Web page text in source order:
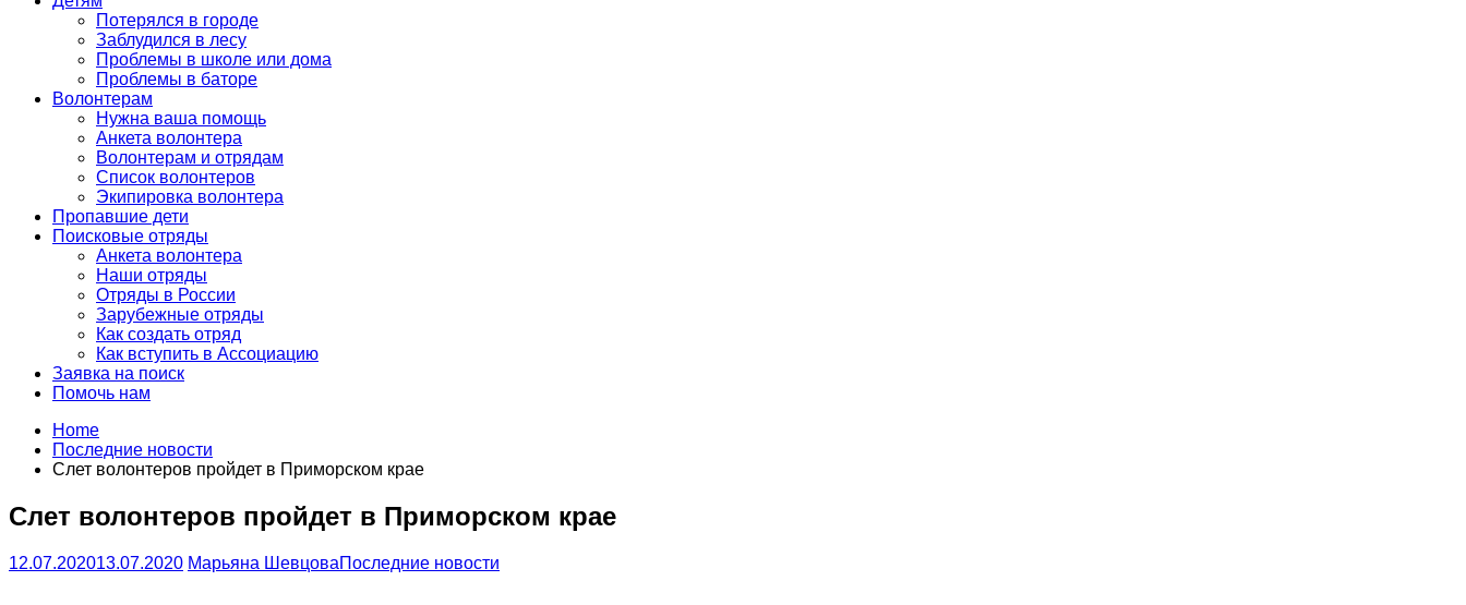
Потерялся в городе
Заблудился в лесу
Проблемы в школе или дома
Проблемы в баторе
Волонтерам
Нужна ваша помощь
Анкета волонтера
Волонтерам и отрядам
Список волонтеров
Экипировка волонтера
Пропавшие дети
Поисковые отряды
Анкета волонтера
Наши отряды
Отряды в России
Зарубежные отряды
Как создать отряд
Как вступить в Ассоциацию
Заявка на поиск
Помочь нам
Home
Последние новости
Слет волонтеров пройдет в Приморском крае
Слет волонтеров пройдет в Приморском крае
12.07.202013.07.2020 Марьяна ШевцоваПоследние новости